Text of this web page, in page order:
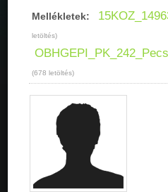
Mellékletek:
letöltés)
(678 letöltés)